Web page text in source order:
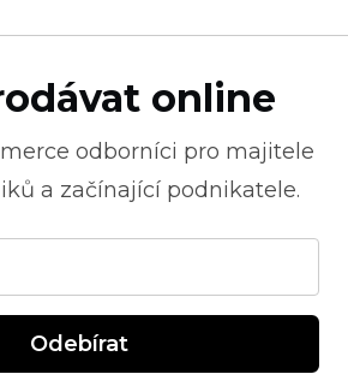
online
odborníci pro majitele
a začínající podnikatele.
Odebírat